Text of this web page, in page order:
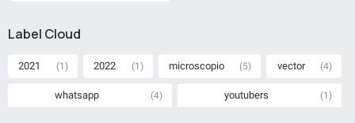
Label Cloud
2021 (1) 2022 (1) microscopio (5) vector (4)
whatsapp (4) youtubers (1)